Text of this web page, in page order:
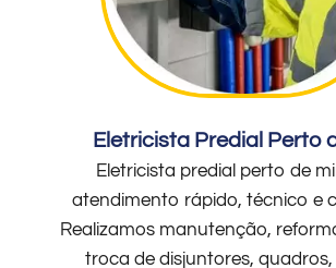
Eletricista Predial Perto
Eletricista predial perto de
atendimento rápido, técnico e
Realizamos manutenção,
troca de disjuntores,